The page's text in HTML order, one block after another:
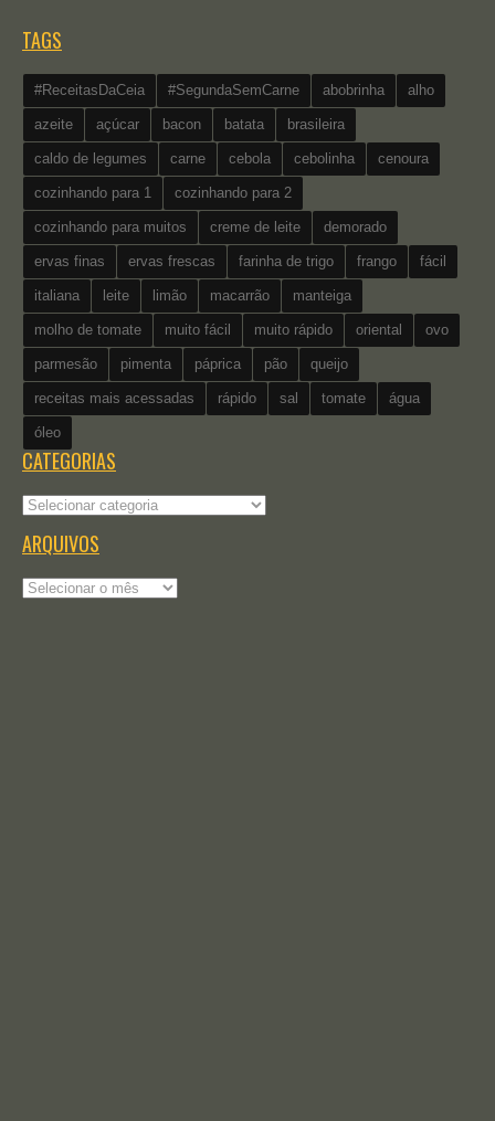
TAGS
#ReceitasDaCeia #SegundaSemCarne abobrinha alho
azeite açúcar bacon batata brasileira
caldo de legumes carne cebola cebolinha cenoura
cozinhando para 1 cozinhando para 2
cozinhando para muitos creme de leite demorado
ervas finas ervas frescas farinha de trigo frango fácil
italiana leite limão macarrão manteiga
molho de tomate muito fácil muito rápido oriental ovo
parmesão pimenta páprica pão queijo
receitas mais acessadas rápido sal tomate água
óleo
CATEGORIAS
Categorias
ARQUIVOS
Arquivos